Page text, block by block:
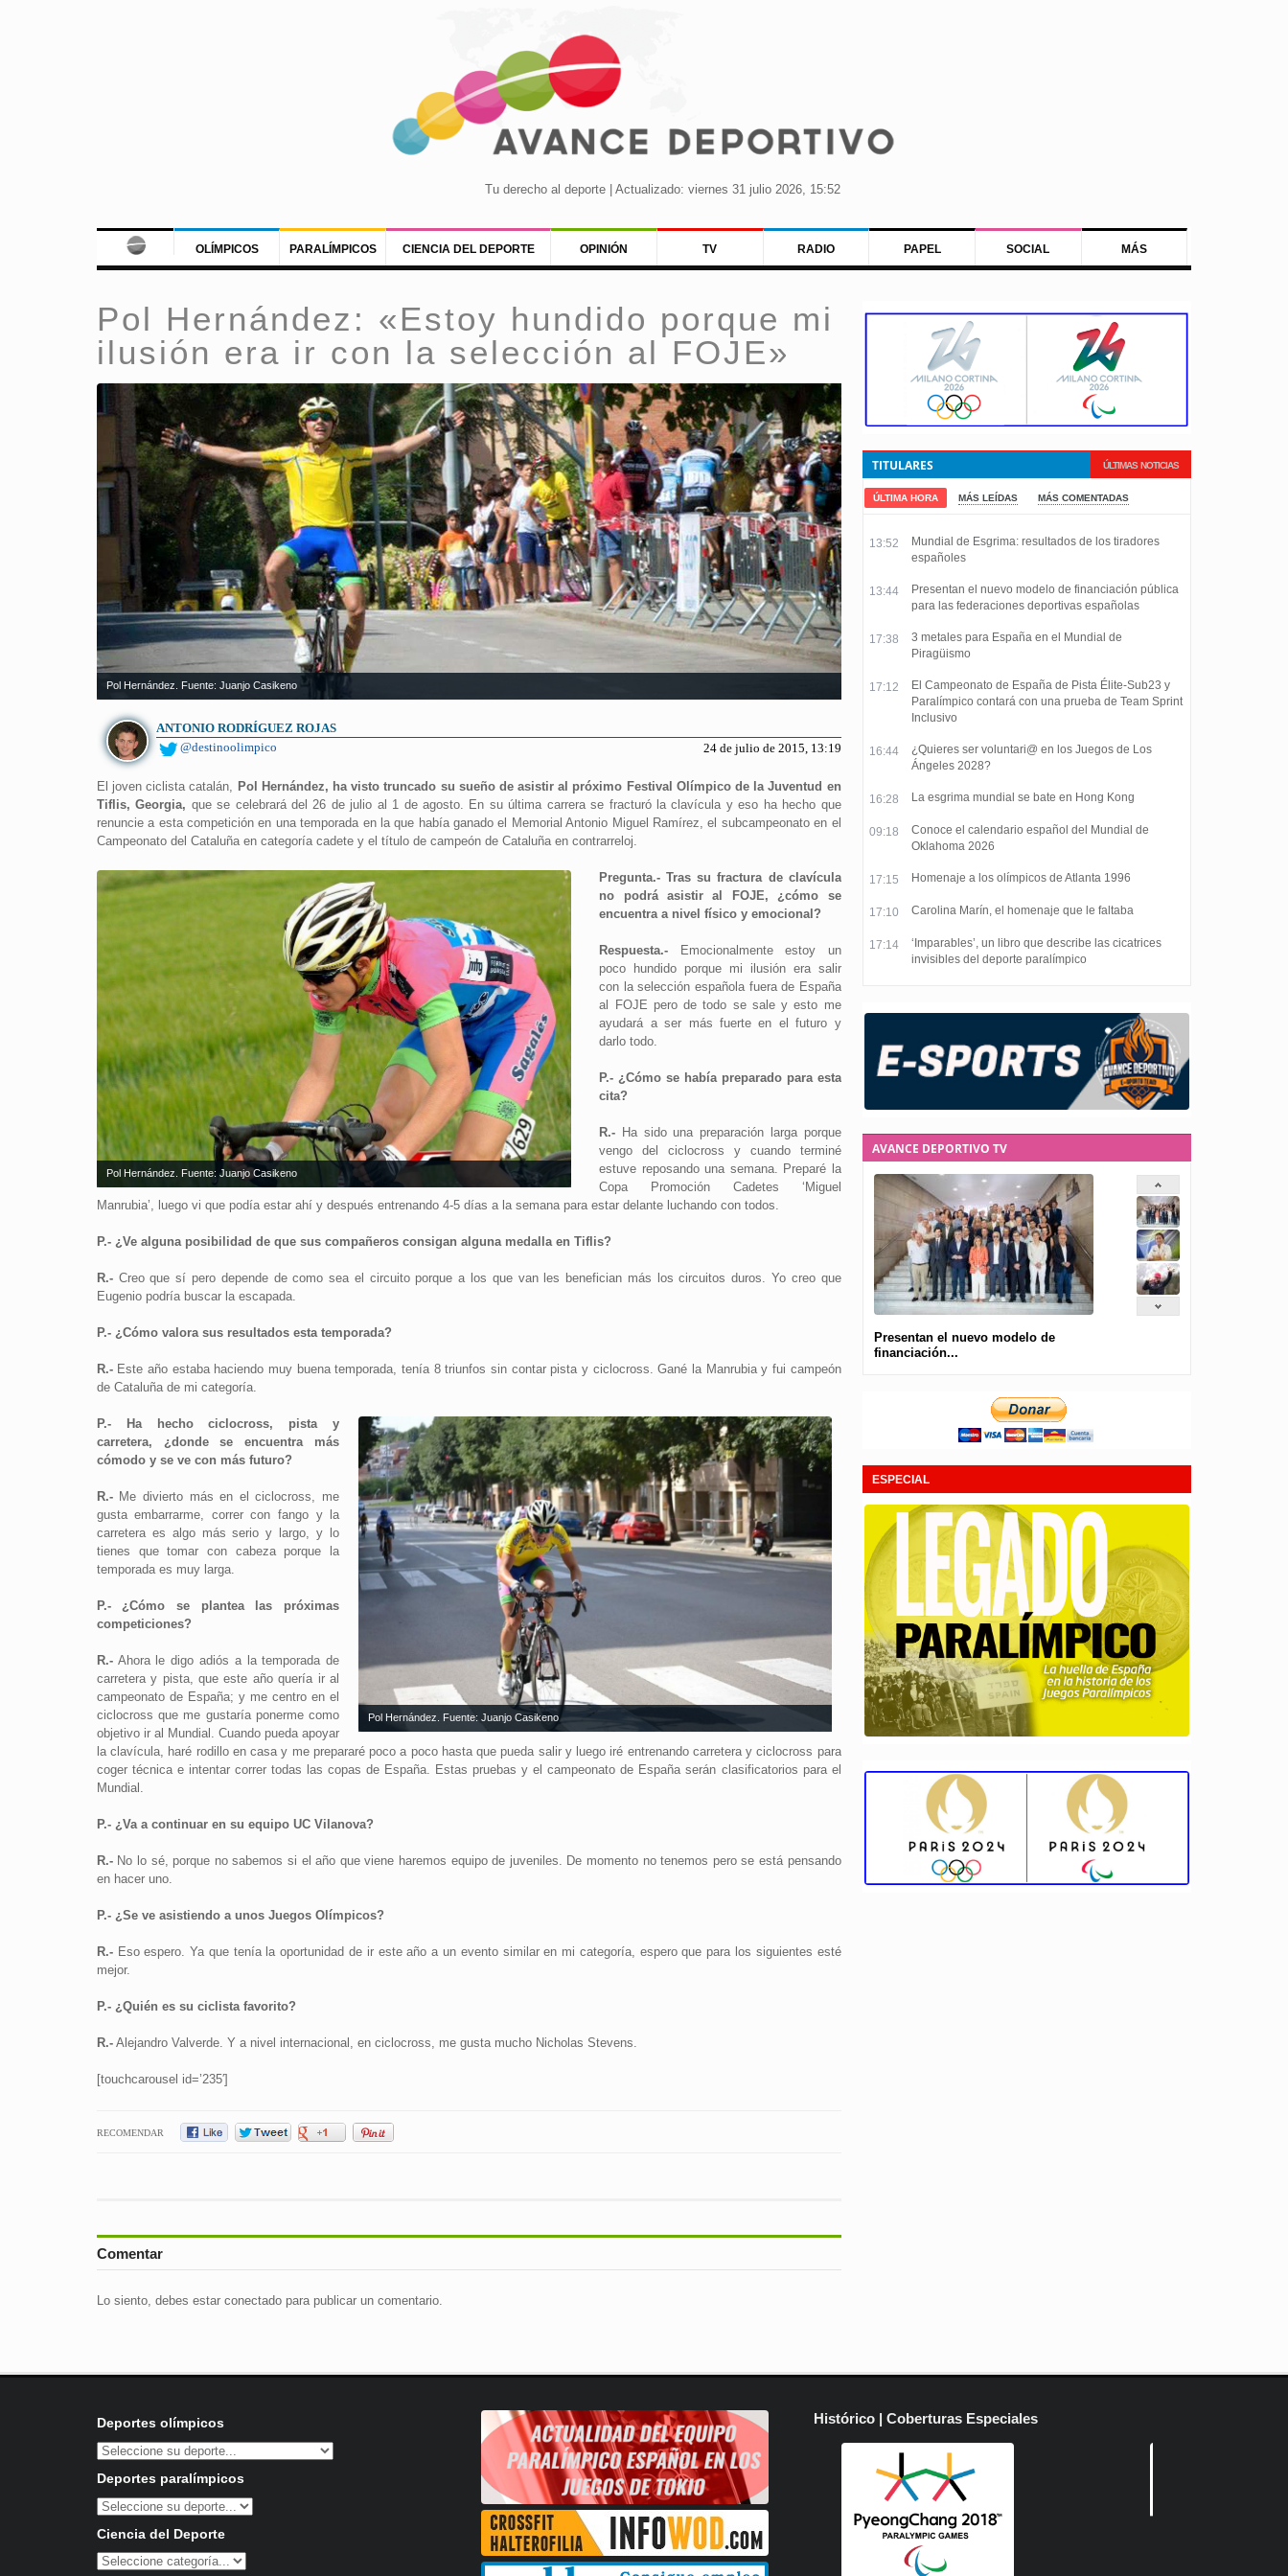
Tu derecho al deporte | Actualizado: viernes 31 julio 2026, 15:52
OLÍMPICOS PARALÍMPICOS CIENCIA DEL DEPORTE OPINIÓN TV RADIO PAPEL SOCIAL MÁS
Pol Hernández: «Estoy hundido porque mi
ilusión era ir con la selección al FOJE»
Pol Hernández. Fuente: Juanjo Casikeno
ANTONIO RODRÍGUEZ ROJAS
@destinoolimpico
24 de julio de 2015, 13:19
El joven ciclista catalán, Pol Hernández, ha visto truncado su sueño de asistir al próximo Festival Olímpico de la Juventud en
Tiflis, Georgia, que se celebrará del 26 de julio al 1 de agosto. En su última carrera se fracturó la clavícula y eso ha hecho que
renuncie a esta competición en una temporada en la que había ganado el Memorial Antonio Miguel Ramírez, el subcampeonato en el
Campeonato del Cataluña en categoría cadete y el título de campeón de Cataluña en contrarreloj.
Pol Hernández. Fuente: Juanjo Casikeno
Pregunta.- Tras su fractura de clavícula
no podrá asistir al FOJE, ¿cómo se
encuentra a nivel físico y emocional?
Respuesta.- Emocionalmente estoy un
poco hundido porque mi ilusión era salir
con la selección española fuera de España
al FOJE pero de todo se sale y esto me
ayudará a ser más fuerte en el futuro y
darlo todo.
P.- ¿Cómo se había preparado para esta
cita?
R.- Ha sido una preparación larga porque
vengo del ciclocross y cuando terminé
estuve reposando una semana. Preparé la
Copa Promoción Cadetes ‘Miguel
Manrubia’, luego vi que podía estar ahí y después entrenando 4-5 días a la semana para estar delante luchando con todos.
P.- ¿Ve alguna posibilidad de que sus compañeros consigan alguna medalla en Tiflis?
R.-Creo que sí pero depende de como sea el circuito porque a los que van les benefician más los circuitos duros. Yo creo que
Eugenio podría buscar la escapada.
P.- ¿Cómo valora sus resultados esta temporada?
R.-Este año estaba haciendo muy buena temporada, tenía 8 triunfos sin contar pista y ciclocross. Gané la Manrubia y fui campeón
de Cataluña de mi categoría.
Pol Hernández. Fuente: Juanjo Casikeno
P.- Ha hecho ciclocross, pista y
carretera, ¿donde se encuentra más
cómodo y se ve con más futuro?
R.-Me divierto más en el ciclocross, me
gusta embarrarme, correr con fango y la
carretera es algo más serio y largo, y lo
tienes que tomar con cabeza porque la
temporada es muy larga.
P.- ¿Cómo se plantea las próximas
competiciones?
R.-Ahora le digo adiós a la temporada de
carretera y pista, que este año quería ir al
campeonato de España; y me centro en el
ciclocross que me gustaría ponerme como
objetivo ir al Mundial. Cuando pueda apoyar
la clavícula, haré rodillo en casa y me prepararé poco a poco hasta que pueda salir y luego iré entrenando carretera y ciclocross para
coger técnica e intentar correr todas las copas de España. Estas pruebas y el campeonato de España serán clasificatorios para el
Mundial.
P.- ¿Va a continuar en su equipo UC Vilanova?
R.-No lo sé, porque no sabemos si el año que viene haremos equipo de juveniles. De momento no tenemos pero se está pensando
en hacer uno.
P.- ¿Se ve asistiendo a unos Juegos Olímpicos?
R.-Eso espero. Ya que tenía la oportunidad de ir este año a un evento similar en mi categoría, espero que para los siguientes esté
mejor.
P.- ¿Quién es su ciclista favorito?
R.-Alejandro Valverde. Y a nivel internacional, en ciclocross, me gusta mucho Nicholas Stevens.
[touchcarousel id=’235′]
RECOMENDAR
Comentar
Lo siento, debes estar conectadopara publicar un comentario.
ÚLTIMAS NOTICIAS
TITULARES
ÚLTIMA HORA MÁS LEÍDAS MÁS COMENTADAS
13:52
Mundial de Esgrima: resultados de los tiradores
españoles
13:44
Presentan el nuevo modelo de financiación pública
para las federaciones deportivas españolas
17:38
3 metales para España en el Mundial de
Piragüismo
17:12
El Campeonato de España de Pista Élite-Sub23 y
Paralímpico contará con una prueba de Team Sprint
Inclusivo
16:44
¿Quieres ser voluntari@ en los Juegos de Los
Ángeles 2028?
16:28 La esgrima mundial se bate en Hong Kong
09:18
Conoce el calendario español del Mundial de
Oklahoma 2026
17:15 Homenaje a los olímpicos de Atlanta 1996
17:10 Carolina Marín, el homenaje que le faltaba
17:14
‘Imparables’, un libro que describe las cicatrices
invisibles del deporte paralímpico
AVANCE DEPORTIVO TV
Presentan el nuevo modelo de
financiación...
ESPECIAL
Deportes olímpicos
Deportes paralímpicos
Ciencia del Deporte
Histórico | Coberturas Especiales